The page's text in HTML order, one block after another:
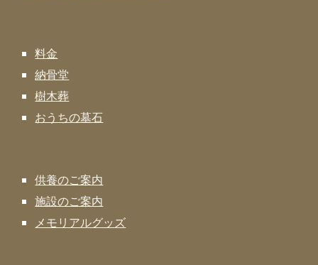
料金
納骨堂
樹木葬
おうちの墓石
供養のご案内
施設のご案内
メモリアルグッズ